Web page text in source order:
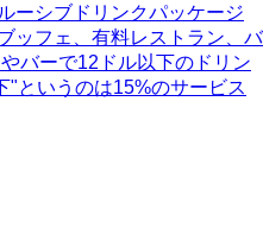
ーシブドリンクパッケージ
ッフェ、有料レストラン、バ
バーで12ドル以下のドリン
"というのは15%のサービス